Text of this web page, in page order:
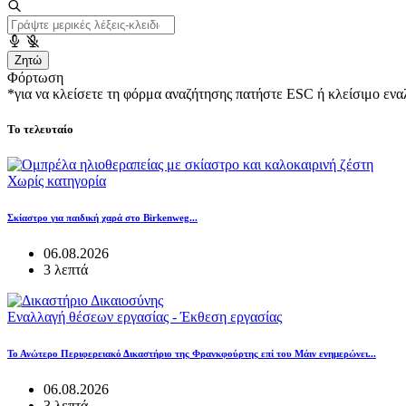
Ζητώ
Φόρτωση
*για να κλείσετε τη φόρμα αναζήτησης πατήστε ESC ή κλείσιμο
Το τελευταίο
Χωρίς κατηγορία
Σκίαστρο για παιδική χαρά στο Birkenweg...
06.08.2026
3 λεπτά
Εναλλαγή θέσεων εργασίας - Έκθεση εργασίας
Το Ανώτερο Περιφερειακό Δικαστήριο της Φρανκφούρτης επί του Μάιν ενημερώνει...
06.08.2026